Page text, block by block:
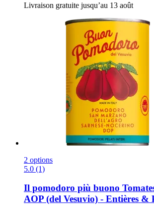
Livraison gratuite jusqu’au 13 août
2 options
5.0 (1)
Il pomodoro più buono
AOP (del Vesuvio) -​ Entières &